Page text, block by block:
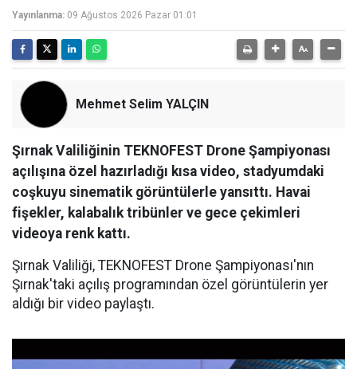
Yayınlanma: 09 Ağustos 2026 Pazar 01:01
Mehmet Selim YALÇIN
Şırnak Valiliğinin TEKNOFEST Drone Şampiyonası
açılışına özel hazırladığı kısa video, stadyumdaki
coşkuyu sinematik görüntülerle yansıttı. Havai
fişekler, kalabalık tribünler ve gece çekimleri
videoya renk kattı.
Şırnak Valiliği, TEKNOFEST Drone Şampiyonası'nın
Şırnak'taki açılış programından özel görüntülerin yer
aldığı bir video paylaştı.